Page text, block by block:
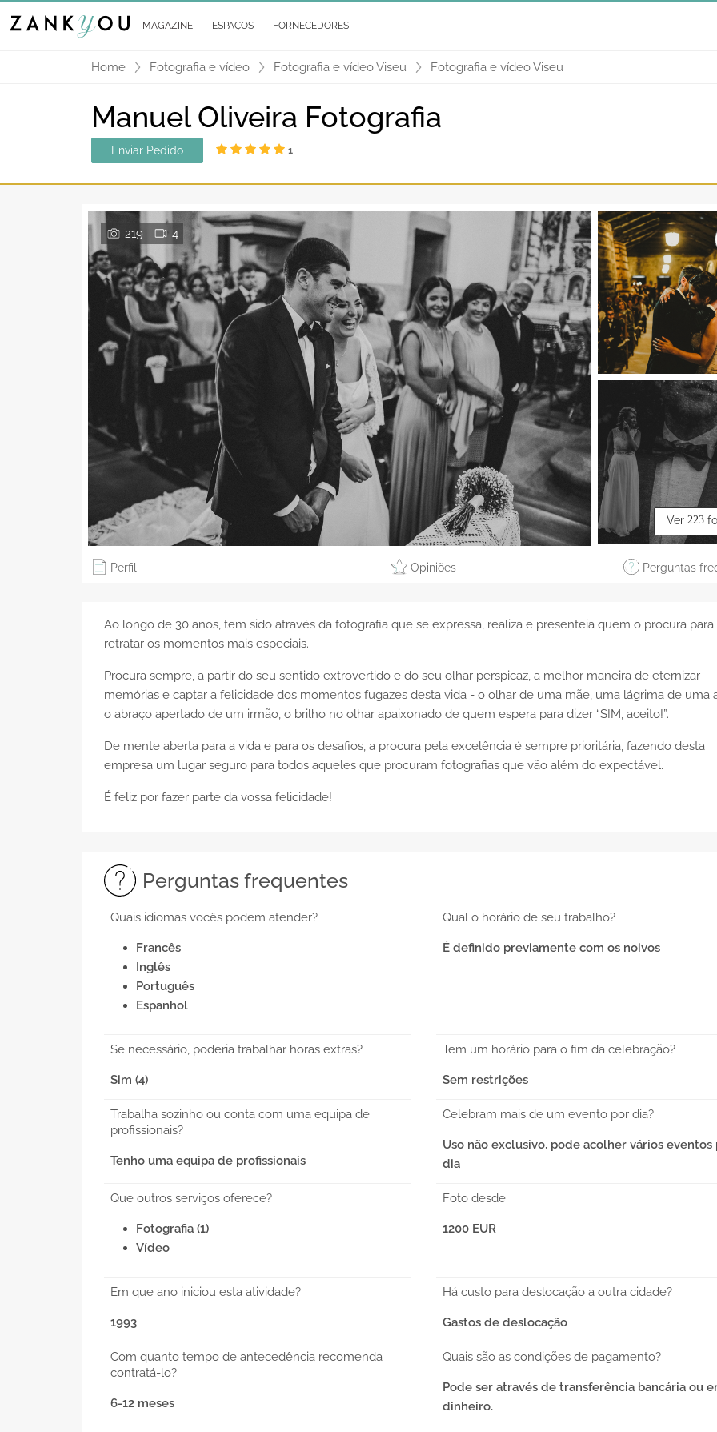
MAGAZINE ESPAÇOS FORNECEDORES
Home Fotografia e vídeo Fotografia e vídeo Viseu Fotografia e vídeo Viseu
Manuel Oliveira Fotografia
Enviar Pedido 1
219 4
Ver 223
Perfil Opiniões Perguntas
Ao longo de 30 anos, tem sido através da fotografia que se expressa, realiza e presenteia quem o procura para
retratar os momentos mais especiais.
Procura sempre, a partir do seu sentido extrovertido e do seu olhar perspicaz, a melhor maneira de eternizar
memórias e captar a felicidade dos momentos fugazes desta vida - o olhar de uma mãe, uma lágrima de uma
o abraço apertado de um irmão, o brilho no olhar apaixonado de quem espera para dizer “SIM, aceito!”.
De mente aberta para a vida e para os desafios, a procura pela excelência é sempre prioritária, fazendo desta
empresa um lugar seguro para todos aqueles que procuram fotografias que vão além do expectável.
É feliz por fazer parte da vossa felicidade!
Perguntas frequentes
Quais idiomas vocês podem atender?
Francês
Inglês
Português
Espanhol
Qual o horário de seu trabalho?
É definido previamente com os noivos
Se necessário, poderia trabalhar horas extras?
Sim (4)
Tem um horário para o fim da celebração?
Sem restrições
Trabalha sozinho ou conta com uma equipa de
profissionais?
Tenho uma equipa de profissionais
Celebram mais de um evento por dia?
Uso não exclusivo, pode acolher vários eventos
dia
Que outros serviços oferece?
Fotografia (1)
Vídeo
Foto desde
1200 EUR
Em que ano iniciou esta atividade?
1993
Há custo para deslocação a outra cidade?
Gastos de deslocação
Com quanto tempo de antecedência recomenda
contratá-lo?
6-12 meses
Quais são as condições de pagamento?
Pode ser através de transferência bancária ou
dinheiro.